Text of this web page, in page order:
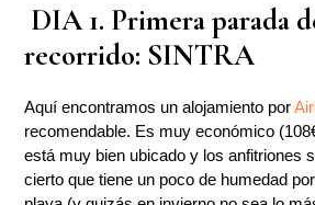
DIA 1. Primera parada
recorrido: SINTRA
Aquí encontramos un alojamiento por
recomendable. Es muy económico
está muy bien ubicado y los anfitriones
cierto que tiene un poco de humedad